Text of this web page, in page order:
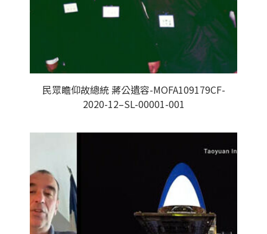
民眾瞻仰故總統 蔣公遺容-MOFA109179CF-
2020-12–SL-00001-001